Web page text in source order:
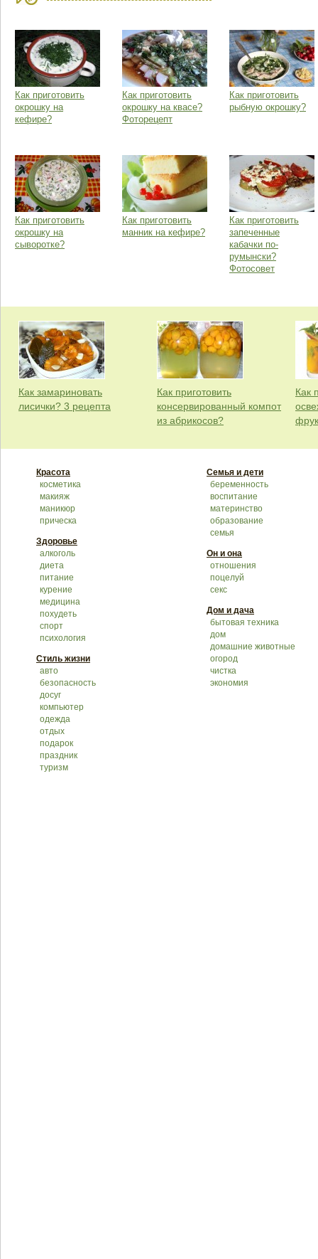
Как приготовить
окрошку на
кефире?
Как приготовить
окрошку на квасе?
Фоторецепт
Как приготовить
рыбную окрошку?
Как приготовить
окрошку на
сыворотке?
Как приготовить
манник на кефире?
Как приготовить
запеченные
кабачки по-
румынски?
Фотосовет
Как замариновать
лисички? 3 рецепта
Как приготовить
консервированный компот
из абрикосов?
Как
Красота
косметика
макияж
маникюр
прическа
Здоровье
алкоголь
диета
питание
курение
медицина
похудеть
спорт
психология
Стиль жизни
авто
безопасность
досуг
компьютер
одежда
отдых
подарок
праздник
туризм
Семья и дети
беременность
воспитание
материнство
образование
семья
Он и она
отношения
поцелуй
секс
Дом и дача
бытовая техника
дом
домашние животные
огород
чистка
экономия